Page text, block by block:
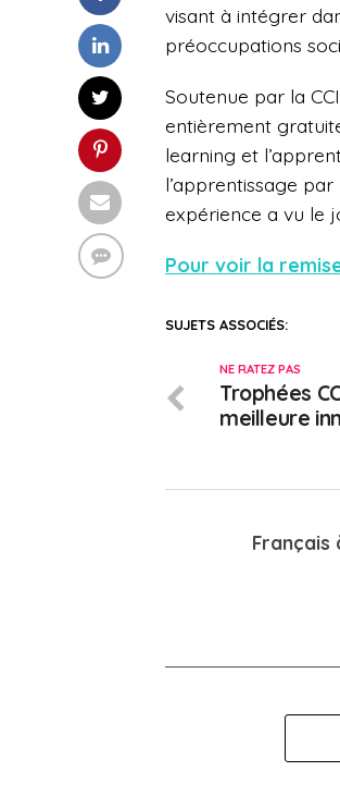
visant à intégrer
préoccupations
Soutenue par la
entièrement
learning et
l’apprentissage
expérience a vu le
Pour voir la
SUJETS ASSOCIÉS:
NE RATEZ PAS
Trophées
meilleure
Français